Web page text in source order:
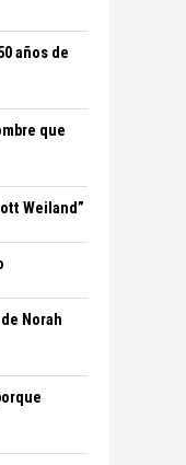
años de
que
Weiland”
Norah